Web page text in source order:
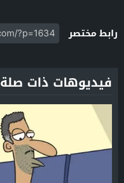
رابط مختصر
فيديوهات ذات صلة